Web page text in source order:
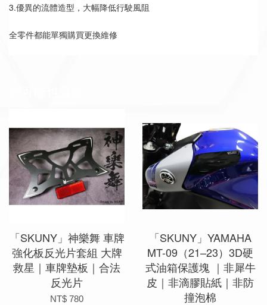
3.優異的流體造型，大幅降低行駛風阻
全零件都能單獨購買更換維修
「SKUNY」神樂舞 車牌
強化板反光片套組 大牌
救星｜車牌墊板｜合法
反光片
NT$ 780
「SKUNY」YAMAHA
MT-09（21–23）3D硬
式油箱保護塊 ｜非犀牛
皮｜非滴膠貼紙｜非防
撞泡棉